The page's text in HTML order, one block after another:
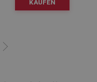
KAUFEN